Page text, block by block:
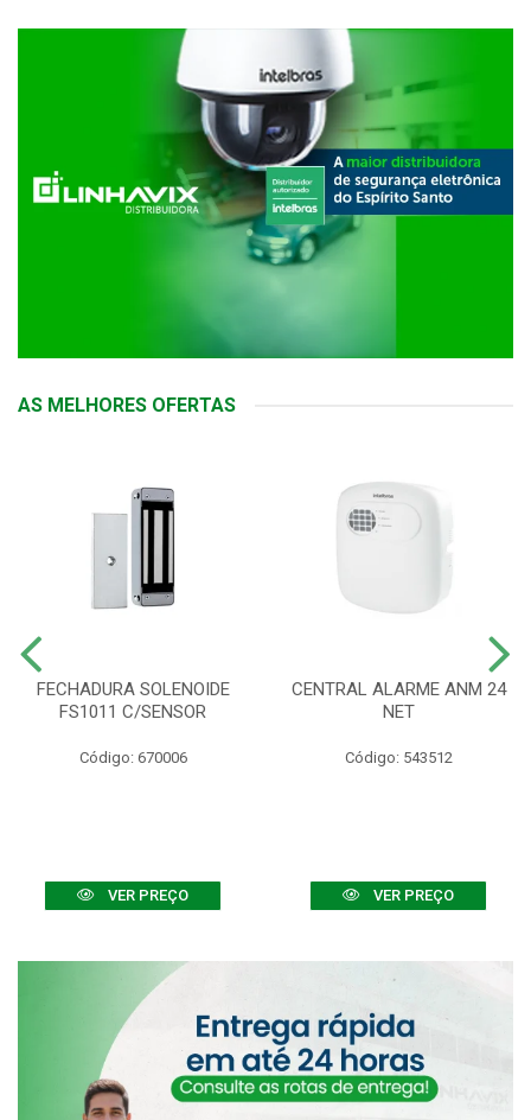
AS MELHORES OFERTAS
FECHADURA SOLENOIDE
FS1011 C/SENSOR
Código: 670006
VER PREÇO
CENTRAL ALARME ANM 24
NET
Código: 543512
VER PREÇO